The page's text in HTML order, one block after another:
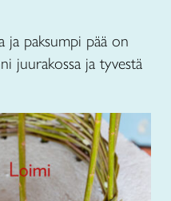
ja paksumpi pää on
juurakossa ja tyvestä